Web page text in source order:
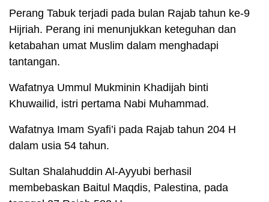
Perang Tabuk terjadi pada bulan Rajab tahun ke-9
Hijriah. Perang ini menunjukkan keteguhan dan
ketabahan umat Muslim dalam menghadapi
tantangan.
Wafatnya Ummul Mukminin Khadijah binti
Khuwailid, istri pertama Nabi Muhammad.
Wafatnya Imam Syafi’i pada Rajab tahun 204 H
dalam usia 54 tahun.
Sultan Shalahuddin Al-Ayyubi berhasil
membebaskan Baitul Maqdis, Palestina, pada